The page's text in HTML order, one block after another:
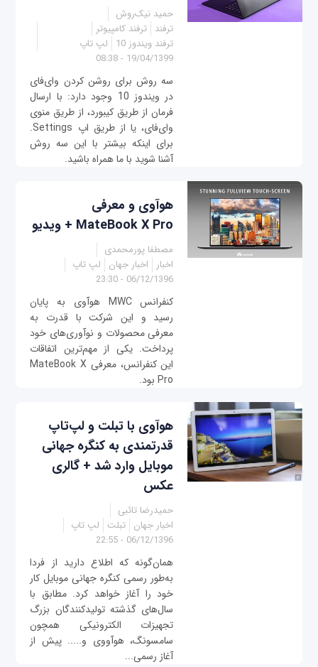
حمید نیک‌روش
ترفند ترفند کامپیوتر
ترفند ویندوز 10
لپ تاپ
19/04/1399 - 08:38
سه روش برای روشن کردن وای‌فای
در ویندوز 10 وجود دارد: با ارسال
فرمان از طریق کیبورد، از طریق منوی
وای‌فای، یا از طریق اپ Settings.
برای اینکه بیشتر با این سه روش
آشنا شوید با ما همراه باشید.
هوآوی و معرفی
MateBook X Pro + ویدیو
مصطفا پورمحمدی
اخبار
اخبار جهان
لپ تاپ
06/12/1396 - 23:30
کنفرانس MWC هوآوی به پایان
رسید و این شرکت با قدرت به
معرفی محصولات و نوآوری‌های خود
پرداخت. یکی از مهم‌ترین اتفاقات
این کنفرانس، معرفی MateBook X
Pro بود.
هوآوی با تبلت‌ و لپ‌تاپ‌
قدرتمندی به کنگره جهانی
موبایل وارد شد + گالری
عکس
حمیدرضا تائبی
اخبار جهان تبلت
لپ تاپ
06/12/1396 - 22:55
همان‌گونه که اطلاع دارید از فردا
به‌طور رسمی کنگره جهانی موبایل کار
خود را آغاز خواهد کرد. مطابق با
سال‌های گذشته تولیدکنندگان بزرگ
تجهیزات الکترونیکی همچون
سامسونگ، هوآووی و..... پیش از
آغاز رسمی...